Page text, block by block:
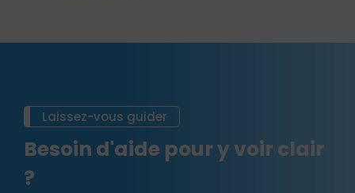
Laissez-vous guider
Besoin d'aide pour y voir clair
?